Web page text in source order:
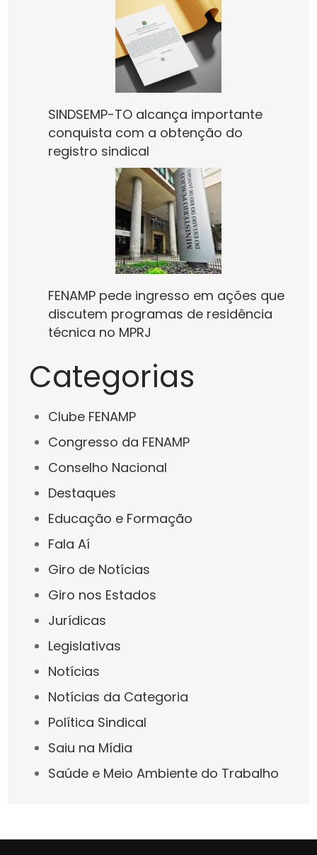
SINDSEMP-TO alcança importante
conquista com a obtenção do
registro sindical
FENAMP pede ingresso em ações que
discutem programas de residência
técnica no MPRJ
Categorias
Clube FENAMP
Congresso da FENAMP
Conselho Nacional
Destaques
Educação e Formação
Fala Aí
Giro de Notícias
Giro nos Estados
Jurídicas
Legislativas
Notícias
Notícias da Categoria
Política Sindical
Saiu na Mídia
Saúde e Meio Ambiente do Trabalho